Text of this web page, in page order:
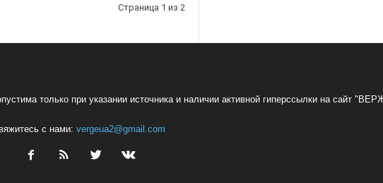
Страница 1 из 2
только при указании источника и наличии активной гиперссылки на сайт
с нами: vergeua2@gmail.com